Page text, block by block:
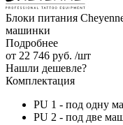
Блоки питания
машинки
Подробнее
от 22 746 руб. /шт
Нашли дешевле?
Комплектация
PU 1 - под одну
PU 2 - под две